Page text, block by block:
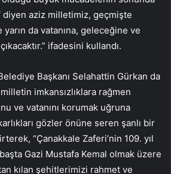
diyen aziz milletimiz, geçmişte
da vatanına, geleceğine ve
ifadesini kullandı.
Başkanı Selahattin Gürkan da
imkansızlıklara rağmen
ve vatanını korumak uğruna
gözler önüne seren şanlı bir
“Çanakkale Zaferi’nin 109. yıl
Gazi Mustafa Kemal olmak üzere
kılan şehitlerimizi rahmet ve